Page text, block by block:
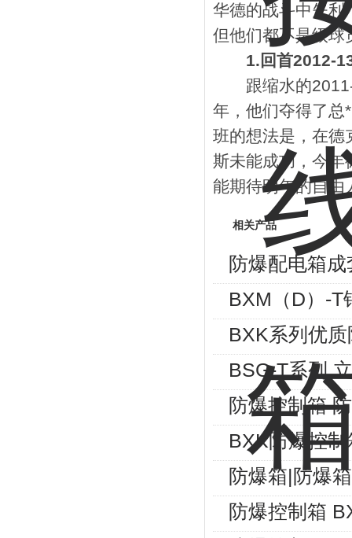
华德的战斗中失利
但他们都不是级球
1.回首2012-
跟缩水的2011-
年，他们夺得了总
班的想法是，在德
斯未能成功，今年
能期待明年的自由
相关产品
防爆配电箱
BXM（D）-T
BXK系列优
BSG-T系列
防爆控制箱
BXK防爆控
防爆箱|防爆
防爆控制箱